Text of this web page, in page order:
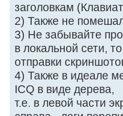
заголовкам
2) Также не
3) Не забывайте
в локальной сети,
отправки
4) Также в идеале
ICQ в виде дерева,
т.е. в левой части